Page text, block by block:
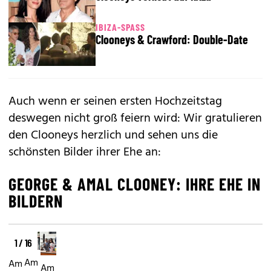
IBIZA-SPASS
Clooneys & Crawford: Double-Date
Auch wenn er seinen ersten Hochzeitstag
deswegen nicht groß feiern wird: Wir gratulieren
den Clooneys herzlich und sehen uns die
schönsten Bilder ihrer Ehe an:
GEORGE & AMAL CLOONEY: IHRE EHE IN
BILDERN
1 / 16
AmAm